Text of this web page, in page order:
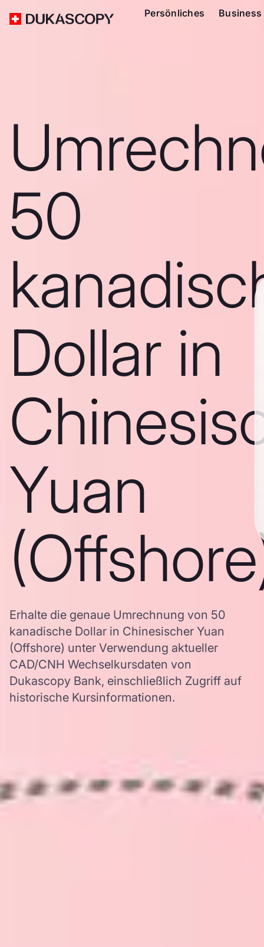
Persönliches Business
50
Dollar in
Yuan
Erhalte die genaue Umrechnung von 50
kanadische Dollar in Chinesischer Yuan
(Offshore) unter Verwendung aktueller
CAD/CNH Wechselkursdaten von
Dukascopy Bank, einschließlich Zugriff auf
historische Kursinformationen.